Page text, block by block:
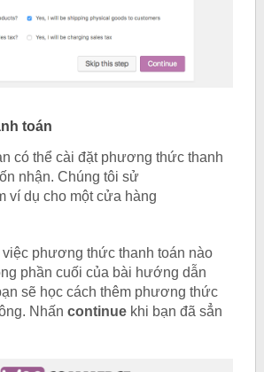
toán
có thể cài đặt phương thức thanh
nhận. Chúng tôi sử
ví dụ cho một cửa hàng
phương thức thanh toán nào
phần cuối của bài hướng dẫn
sẽ học cách thêm phương thức
Nhấn continue khi bạn đã sẳn